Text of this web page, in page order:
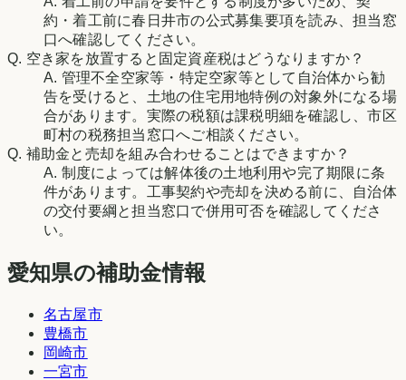
約・着工前に春日井市の公式募集要項を読み、担当窓
口へ確認してください。
Q. 空き家を放置すると固定資産税はどうなりますか？
A. 管理不全空家等・特定空家等として自治体から勧
告を受けると、土地の住宅用地特例の対象外になる場
合があります。実際の税額は課税明細を確認し、市区
町村の税務担当窓口へご相談ください。
Q. 補助金と売却を組み合わせることはできますか？
A. 制度によっては解体後の土地利用や完了期限に条
件があります。工事契約や売却を決める前に、自治体
の交付要綱と担当窓口で併用可否を確認してくださ
い。
愛知県の補助金情報
名古屋市
豊橋市
岡崎市
一宮市